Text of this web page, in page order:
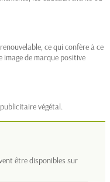
ce qui confère à ce
de marque positive
végétal.
être disponibles sur